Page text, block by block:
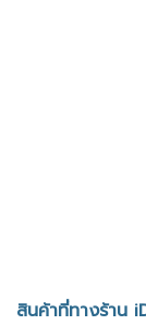
สินค้าที่ทางร้าน